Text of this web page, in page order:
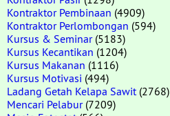
Kontraktor Pembinaan (4909)
Kontraktor Perlombongan (594)
Kursus & Seminar(5183)
Kursus Kecantikan (1204)
Kursus Makanan (1116)
Kursus Motivasi (494)
Ladang Getah Kelapa Sawit (2768)
Mencari Pelabur(7209)